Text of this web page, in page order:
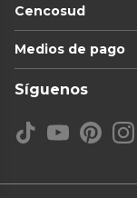
Cencosud
Medios de pago
Síguenos